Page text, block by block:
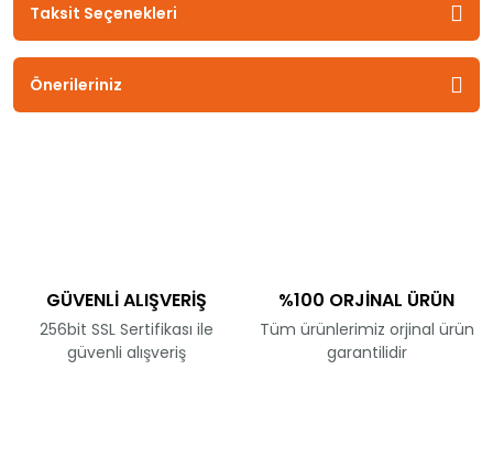
Taksit Seçenekleri
Önerileriniz
GÜVENLİ ALIŞVERİŞ
256bit SSL Sertifikası ile
güvenli alışveriş
%100 ORJİNAL ÜRÜN
Tüm ürünlerimiz orjinal ürün
garantilidir